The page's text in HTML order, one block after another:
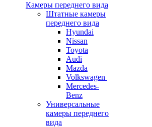
Камеры переднего вида
Штатные камеры
переднего вида
Hyundai
Nissan
Toyota
Audi
Mazda
Volkswagen
Mercedes-
Benz
Универсальные
камеры переднего
вида